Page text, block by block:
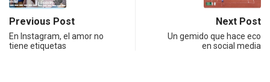
Previous Post
En Instagram, el amor no
tiene etiquetas
Next Post
Un gemido que hace eco
en social media